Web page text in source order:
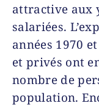
attractive aux
salariées.
années 1970
et privés ont
nombre de
population.